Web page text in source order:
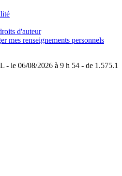
d'auteur
mes renseignements personnels
le 06/08/2026 à 9 h 54 - de 1.575.1